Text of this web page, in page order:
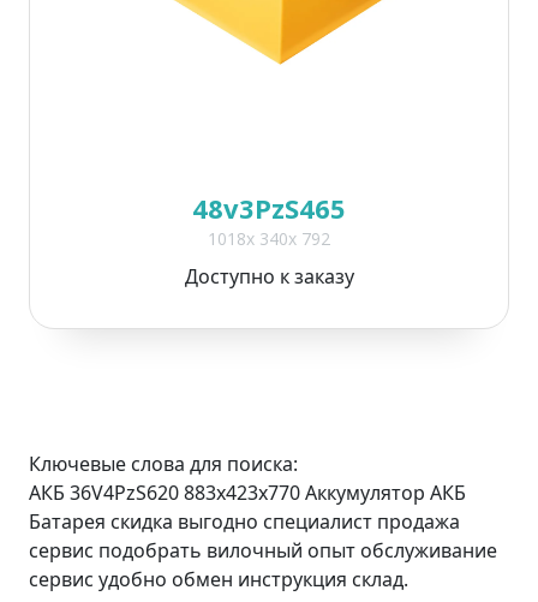
48v3PzS465
1018x 340x 792
Доступно к заказу
Ключевые слова для поиска:
АКБ 36V4PzS620 883x423x770 Аккумулятор АКБ
Батарея скидка выгодно специалист продажа
сервис подобрать вилочный опыт обслуживание
сервис удобно обмен инструкция склад.